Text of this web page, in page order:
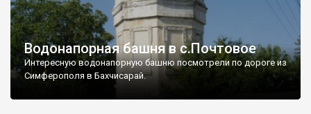
Водонапорная башня в с.Почтовое
Интересную водонапорную башню посмотрели по дороге из
Симферополя в Бахчисарай.